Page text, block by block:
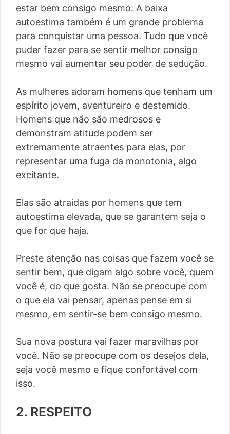
estar bem consigo mesmo. A baixa
autoestima também é um grande problema
para conquistar uma pessoa. Tudo que você
puder fazer para se sentir melhor consigo
mesmo vai aumentar seu poder de sedução.
As mulheres adoram homens que tenham um
espírito jovem, aventureiro e destemido.
Homens que não são medrosos e
demonstram atitude podem ser
extremamente atraentes para elas, por
representar uma fuga da monotonia, algo
excitante.
Elas são atraídas por homens que tem
autoestima elevada, que se garantem seja o
que for que haja.
Preste atenção nas coisas que fazem você se
sentir bem, que digam algo sobre você, quem
você é, do que gosta. Não se preocupe com
o que ela vai pensar, apenas pense em si
mesmo, em sentir-se bem consigo mesmo.
Sua nova postura vai fazer maravilhas por
você. Não se preocupe com os desejos dela,
seja você mesmo e fique confortável com
isso.
2. RESPEITO